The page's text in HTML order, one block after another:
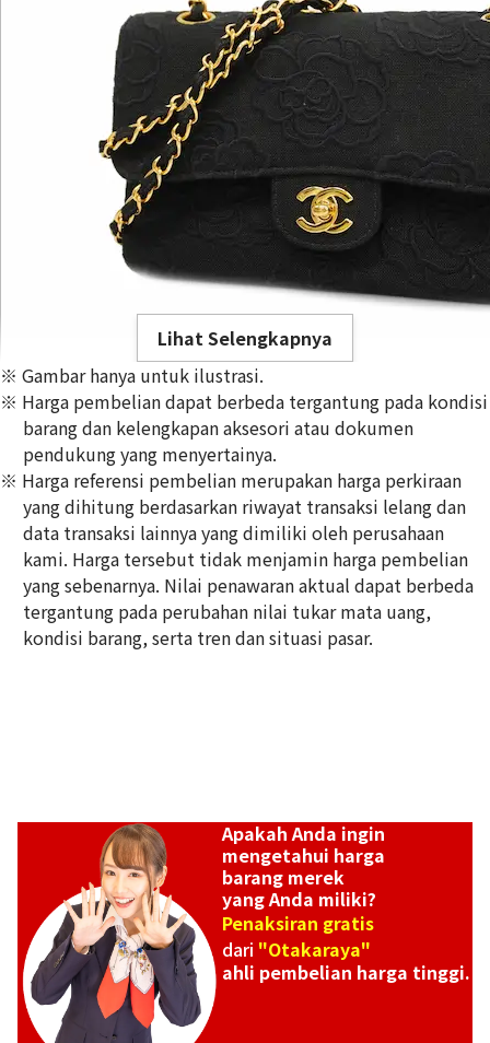
Chanel Camellia Chain Shoulder Bag Canvas Black
Referensi Harga Buyback
64.795.413
Lihat Selengkapnya
※ Gambar hanya untuk ilustrasi.
※ Harga pembelian dapat berbeda tergantung pada kondisi
barang dan kelengkapan aksesori atau dokumen
pendukung yang menyertainya.
※ Harga referensi pembelian merupakan harga perkiraan
yang dihitung berdasarkan riwayat transaksi lelang dan
data transaksi lainnya yang dimiliki oleh perusahaan
kami. Harga tersebut tidak menjamin harga pembelian
yang sebenarnya. Nilai penawaran aktual dapat berbeda
tergantung pada perubahan nilai tukar mata uang,
kondisi barang, serta tren dan situasi pasar.
Apakah Anda ingin
mengetahui harga
barang merek
yang Anda miliki?
Penaksiran gratis
dari "Otakaraya"
ahli pembelian harga tinggi.